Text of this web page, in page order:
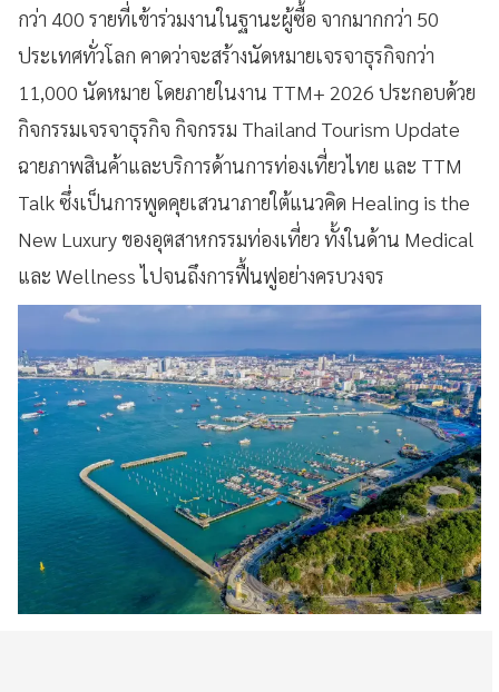
กว่า 400 รายที่เข้าร่วมงานในฐานะผู้ซื้อ จากมากกว่า 50
ประเทศทั่วโลก คาดว่าจะสร้างนัดหมายเจรจาธุรกิจกว่า
11,000 นัดหมาย โดยภายในงาน TTM+ 2026 ประกอบด้วย
กิจกรรมเจรจาธุรกิจ กิจกรรม Thailand Tourism Update
ฉายภาพสินค้าและบริการด้านการท่องเที่ยวไทย และ TTM
Talk ซึ่งเป็นการพูดคุยเสวนาภายใต้แนวคิด Healing is the
New Luxury ของอุตสาหกรรมท่องเที่ยว ทั้งในด้าน Medical
และ Wellness ไปจนถึงการฟื้นฟูอย่างครบวงจร